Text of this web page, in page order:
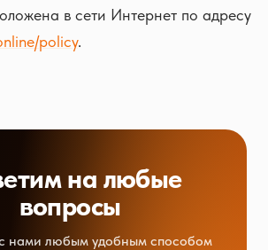
в сети Интернет по адресу
policy.
на любые
вопросы
нами любым удобным способом